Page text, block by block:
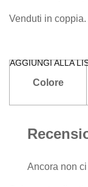
AGGIUNGI ALLA
Venduti in coppia.
Colore
Ancora non